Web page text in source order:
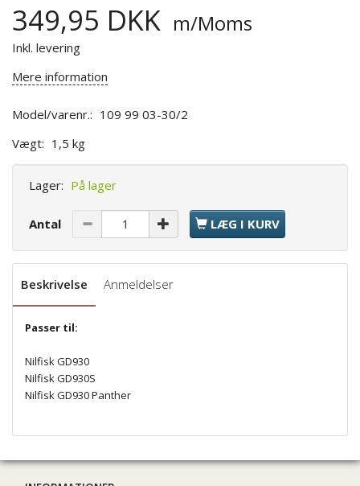
349,95 DKK m/Moms
Inkl. levering
Mere information
Model/varenr.: 109 99 03-30/2
Vægt: 1,5 kg
Lager: På lager
Antal LÆG I KURV
Beskrivelse Anmeldelser
Passer til:
Nilfisk GD930
Nilfisk GD930S
Nilfisk GD930 Panther